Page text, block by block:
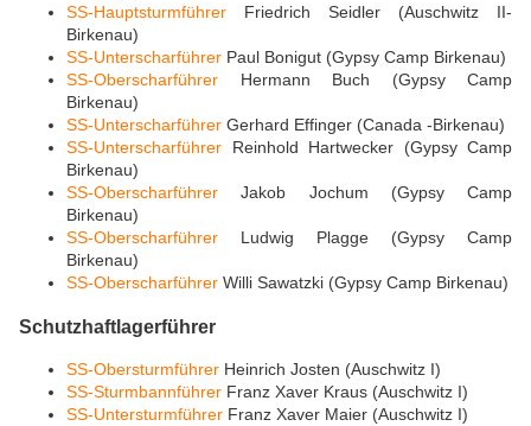
SS-Hauptsturmführer Friedrich Seidler (Auschwitz II-
Birkenau)
SS-Unterscharführer Paul Bonigut (Gypsy Camp Birkenau)
SS-Oberscharführer Hermann Buch (Gypsy Camp
Birkenau)
SS-Unterscharführer Gerhard Effinger (Canada -Birkenau)
SS-Unterscharführer Reinhold Hartwecker (Gypsy Camp
Birkenau)
SS-Oberscharführer Jakob Jochum (Gypsy Camp
Birkenau)
SS-Oberscharführer Ludwig Plagge (Gypsy Camp
Birkenau)
SS-Oberscharführer Willi Sawatzki (Gypsy Camp Birkenau)
Schutzhaftlagerführer
SS-Obersturmführer Heinrich Josten (Auschwitz I)
SS-Sturmbannführer Franz Xaver Kraus (Auschwitz I)
SS-Untersturmführer Franz Xaver Maier (Auschwitz I)